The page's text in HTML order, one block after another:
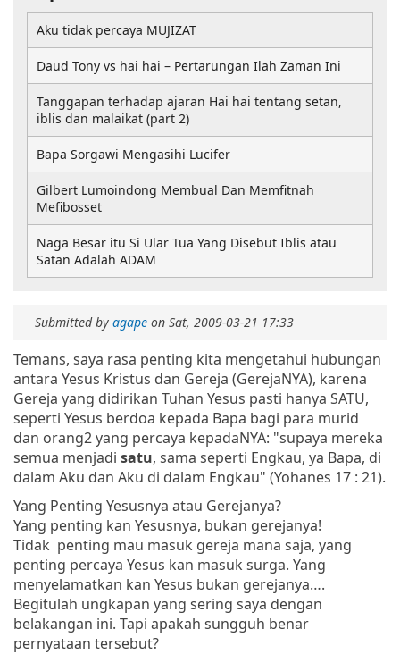
Submitted by agape on Sat, 2009-03-21 17:33
Temans, saya rasa penting kita mengetahui hubungan
antara Yesus Kristus dan Gereja (GerejaNYA), karena
Gereja yang didirikan Tuhan Yesus pasti hanya SATU,
seperti Yesus berdoa kepada Bapa bagi para murid
dan orang2 yang percaya kepadaNYA: "supaya mereka
semua menjadi satu, sama seperti Engkau, ya Bapa, di
dalam Aku dan Aku di dalam Engkau" (Yohanes 17 : 21).
Yang Penting Yesusnya atau Gerejanya?
Yang penting kan Yesusnya, bukan gerejanya!
Tidak penting mau masuk gereja mana saja, yang
penting percaya Yesus kan masuk surga. Yang
menyelamatkan kan Yesus bukan gerejanya….
Begitulah ungkapan yang sering saya dengan
belakangan ini. Tapi apakah sungguh benar
pernyataan tersebut?
Aku tidak percaya MUJIZAT
Daud Tony vs hai hai – Pertarungan Ilah Zaman Ini
Tanggapan terhadap ajaran Hai hai tentang setan,
iblis dan malaikat (part 2)
Bapa Sorgawi Mengasihi Lucifer
Gilbert Lumoindong Membual Dan Memfitnah
Mefibosset
Naga Besar itu Si Ular Tua Yang Disebut Iblis atau
Satan Adalah ADAM